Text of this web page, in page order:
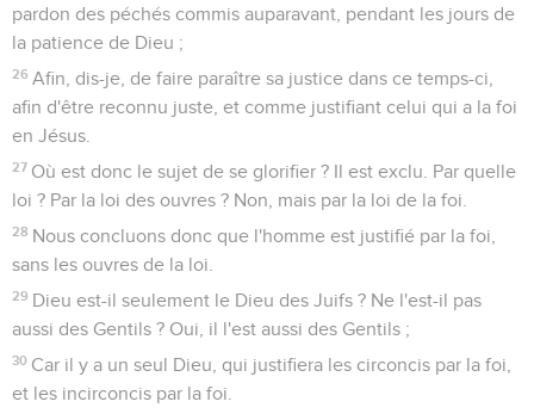
pardon des péchés commis auparavant, pendant les jours de
la patience de Dieu ;
26 Afin, dis-je, de faire paraître sa justice dans ce temps-ci,
afin d'être reconnu juste, et comme justifiant celui qui a la foi
en Jésus.
27 Où est donc le sujet de se glorifier ? Il est exclu. Par quelle
loi ? Par la loi des ouvres ? Non, mais par la loi de la foi.
28 Nous concluons donc que l'homme est justifié par la foi,
sans les ouvres de la loi.
29 Dieu est-il seulement le Dieu des Juifs ? Ne l'est-il pas
aussi des Gentils ? Oui, il l'est aussi des Gentils ;
30 Car il y a un seul Dieu, qui justifiera les circoncis par la foi,
et les incirconcis par la foi.